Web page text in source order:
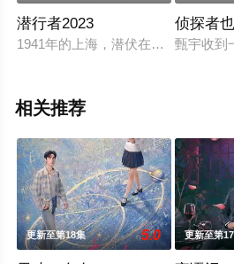
潜行者2023
1941年的上海，潜伏在汪伪特工总
侦探者
甄宇收到
相关推荐
更新至第18集 5.0 更新至第